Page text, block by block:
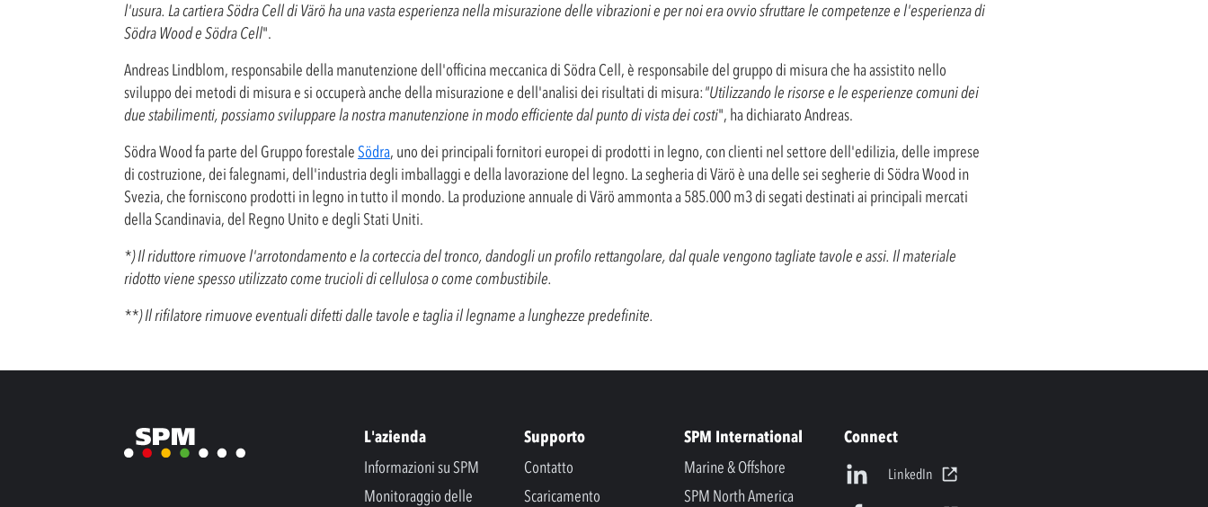
l'usura. La cartiera Södra Cell di Värö ha una vasta esperienza nella misurazione delle vibrazioni e per noi era ovvio sfruttare le competenze e l'esperienza di
Södra Wood e Södra Cell".
Andreas Lindblom, responsabile della manutenzione dell'officina meccanica di Södra Cell, è responsabile del gruppo di misura che ha assistito nello
sviluppo dei metodi di misura e si occuperà anche della misurazione e dell'analisi dei risultati di misura:"Utilizzando le risorse e le esperienze comuni dei
due stabilimenti, possiamo sviluppare la nostra manutenzione in modo efficiente dal punto di vista dei costi", ha dichiarato Andreas.
Södra Wood fa parte del Gruppo forestaleSödra, uno dei principali fornitori europei di prodotti in legno, con clienti nel settore dell'edilizia, delle imprese
di costruzione, dei falegnami, dell'industria degli imballaggi e della lavorazione del legno. La segheria di Värö è una delle sei segherie di Södra Wood in
Svezia, che forniscono prodotti in legno in tutto il mondo. La produzione annuale di Värö ammonta a 585.000 m3 di segati destinati ai principali mercati
della Scandinavia, del Regno Unito e degli Stati Uniti.
*) Il riduttore rimuove l'arrotondamento e la corteccia del tronco, dandogli un profilo rettangolare, dal quale vengono tagliate tavole e assi. Il materiale
ridotto viene spesso utilizzato come trucioli di cellulosa o come combustibile.
**) Il rifilatore rimuove eventuali difetti dalle tavole e taglia il legname a lunghezze predefinite.
L'azienda
Informazioni su SPM
Monitoraggio delle
Supporto
Contatto
Scaricamento
SPM International
Marine & Offshore
SPM North America
Connect
LinkedIn